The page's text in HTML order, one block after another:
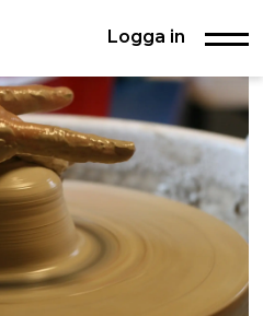
Logga in